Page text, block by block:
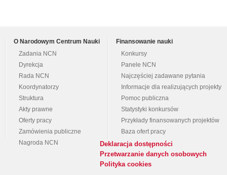
O Narodowym Centrum Nauki
Zadania NCN
Dyrekcja
Rada NCN
Koordynatorzy
Struktura
Akty prawne
Oferty pracy
Zamówienia publiczne
Nagroda NCN
Finansowanie nauki
Konkursy
Panele NCN
Najczęściej zadawane pytania
Informacje dla realizujących projekty
Pomoc publiczna
Statystyki konkursów
Przykłady finansowanych projektów
Baza ofert pracy
Deklaracja dostępności
Przetwarzanie danych osobowych
Polityka cookies